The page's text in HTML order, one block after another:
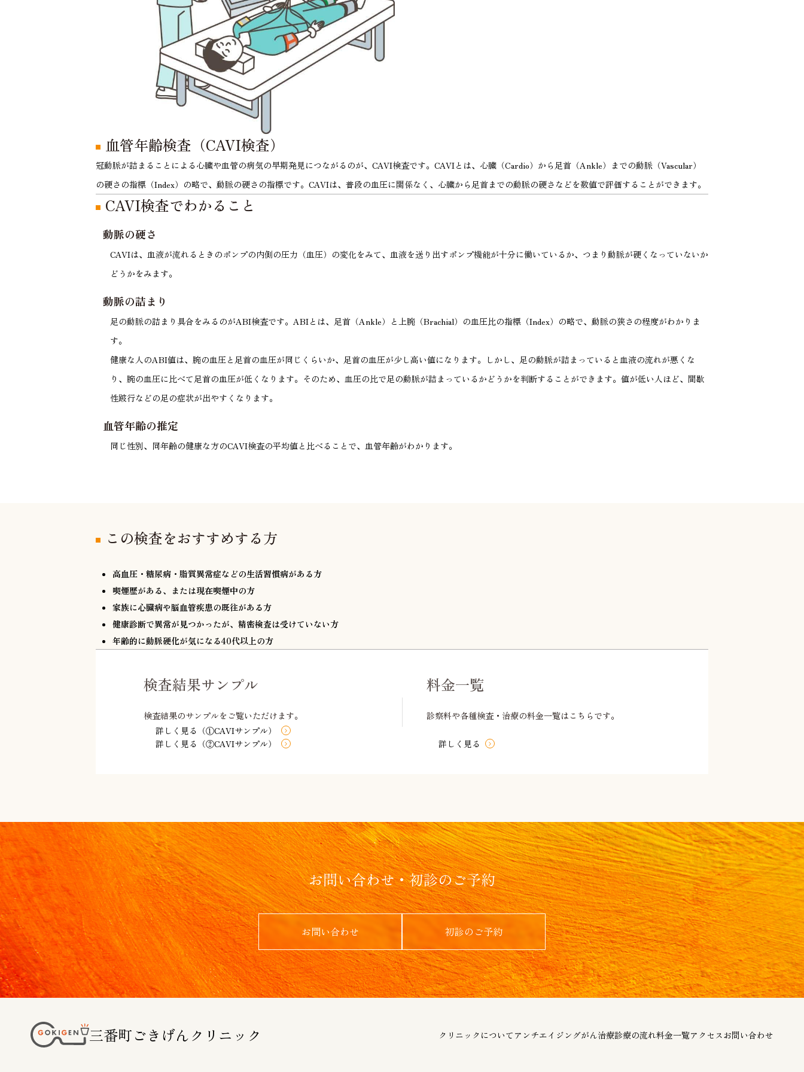
血管年齢検査（CAVI検査）
冠動脈が詰まることによる心臓や血管の病気の早期発見につながるのが、CAVI検査です。CAVIとは、心臓（Cardio）から足首（Ankle）までの動脈（Vascular）
の硬さの指標（Index）の略で、動脈の硬さの指標です。CAVIは、普段の血圧に関係なく、心臓から足首までの動脈の硬さなどを数値で評価することができます。
CAVI検査でわかること
動脈の硬さ
CAVIは、血液が流れるときのポンプの内側の圧力（血圧）の変化をみて、血液を送り出すポンプ機能が十分に働いているか、つまり動脈が硬くなっていないか
どうかをみます。
動脈の詰まり
足の動脈の詰まり具合をみるのがABI検査です。ABIとは、足首（Ankle）と上腕（Brachial）の血圧比の指標（Index）の略で、動脈の狭さの程度がわかりま
す。
健康な人のABI値は、腕の血圧と足首の血圧が同じくらいか、足首の血圧が少し高い値になります。しかし、足の動脈が詰まっていると血液の流れが悪くな
り、腕の血圧に比べて足首の血圧が低くなります。そのため、血圧の比で足の動脈が詰まっているかどうかを判断することができます。値が低い人ほど、間歇
性跛行などの足の症状が出やすくなります。
血管年齢の推定
同じ性別、同年齢の健康な方のCAVI検査の平均値と比べることで、血管年齢がわかります。
この検査をおすすめする方
高血圧・糖尿病・脂質異常症などの生活習慣病がある方
喫煙歴がある、または現在喫煙中の方
家族に心臓病や脳血管疾患の既往がある方
健康診断で異常が見つかったが、精密検査は受けていない方
年齢的に動脈硬化が気になる40代以上の方
検査結果サンプル
検査結果のサンプルをご覧いただけます。
詳しく見る（①CAVIサンプル）
詳しく見る（②CAVIサンプル）
料金一覧
診察料や各種検査・治療の料金一覧はこちらです。
詳しく見る
お問い合わせ・初診のご予約
お問い合わせ 初診のご予約
三番町ごきげんクリニック クリニックについて アンチエイジングがん治療診療の流れ料金一覧アクセスお問い合わせ